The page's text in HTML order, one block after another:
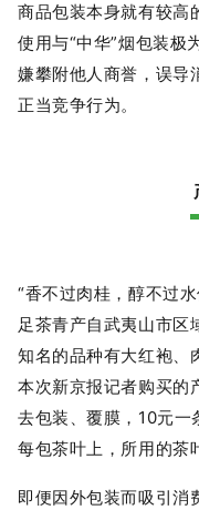
商品包装本身就有较高
使用与“中华”烟包装极
嫌攀附他人商誉，误导
正当竞争行为。
“香不过肉桂，醇不过
足茶青产自武夷山市区
知名的品种有大红袍、
本次新京报记者购买的
去包装、覆膜，10元一
每包茶叶上，所用的茶
即便因外包装而吸引消